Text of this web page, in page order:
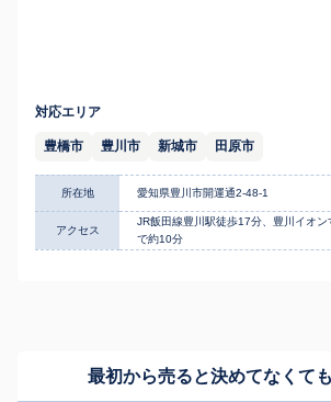
対応エリア
豊橋市 豊川市 新城市 田原市
所在地 愛知県豊川市開運通2-48-1
アクセス
JR飯田線豊川駅徒歩17分、豊川イオ
で約10分
最初から売ると決めてなくても